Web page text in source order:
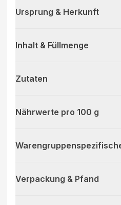
Ursprung & Herkunft
Inhalt & Füllmenge
Zutaten
Nährwerte pro 100 g
Verpackung & Pfand